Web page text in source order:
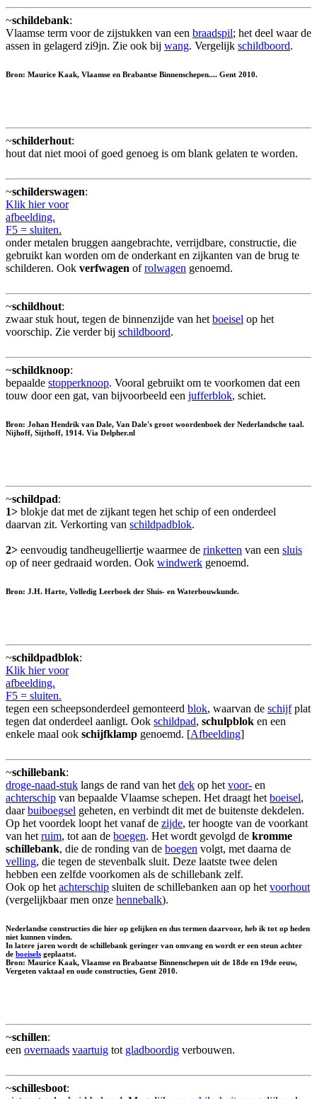
~schildebank:
Vlaamse term voor de zijstukken van een braadspil; het deel waar de
assen in gelagerd zi9jn. Zie ook bij wang. Vergelijk schildboord.
Bron: Maurice Kaak, Vlaamse en Brabantse Binnenschepen.... Gent 2010.
~schilderhout:
hout dat niet mooi of goed genoeg is om blank gelaten te worden.
~schilderswagen:
Klik hier voor
afbeelding.
F5 = sluiten.
onder metalen bruggen aangebrachte, verrijdbare, constructie, die
gebruikt kan worden om de onderkant en zijkanten van de brug te
schilderen. Ook verfwagen ofrolwagen genoemd.
~schildhout:
zwaar stuk hout, tegen de binnenzijde van het boeisel op het
voorschip. Zie verder bij schildboord.
~schildknoop:
bepaalde stopperknoop. Vooral gebruikt om te voorkomen dat een
touw door een gat, van bijvoorbeeld een jufferblok, schiet.
Bron: Johan Hendrik van Dale, Van Dale's groot woordenboek der Nederlandsche taal.
Nijhoff, Sijthoff, 1914. Via Delpher.nl
~schildpad:
1> blokje dat met de zijkant tegen het schip of een onderdeel
daarvan zit. Verkorting van schildpadblok.
2> eenvoudig tandheugelliertje waarmee de rinketten van een sluis
op of neer gedraaid worden. Ook windwerk genoemd.
Bron: J.H. Harte, Volledig Leerboek der Sluis- en Waterbouwkunde.
~schildpadblok:
Klik hier voor
afbeelding.
F5 = sluiten.
tegen een scheepsonderdeel gemonteerd blok, waarvan de schijfplat
tegen dat onderdeel aanligt. Ook schildpad, schulpblok en een
enkele maal ook schijfklamp genoemd. [Afbeelding]
~schillebank:
droge-naad-stuk langs de rand van het dek op het voor- en
achterschip van bepaalde Vlaamse schepen. Het draagt het boeisel,
daarbuiboegsel geheten, en verbindt dit met de buitenste dekdelen.
Op het voordek loopt het vanaf de zijde, ter hoogte van de voorkant
van het ruim, tot aan de boegen. Het wordt gevolgd de kromme
schillebank, die de ronding van de boegen volgt, met daarna de
velling, die tegen de stevenbalk sluit. Deze laatste twee delen
hebben een zelfde voorkomen als de schillebank zelf.
Ook op het achterschip sluiten de schillebanken aan op het voorhout
(vergelijkbaar men onze hennebalk).
Nederlandse constructies die hier op gelijken en dus termen daarvoor, heb ik tot op heden
niet kunnen vinden.
In latere jaren wordt de schillebank geringer van omvang en wordt er een steun achter
de boeisels geplaatst.
Bron: Maurice Kaak, Vlaamse en Brabantse Binnenschepen uit de 18de en 19de eeuw,
Vergeten vaktaal en oude constructies, Gent 2010.
~schillen:
een overnaads vaartuig tot gladboordig verbouwen.
~schillesboot: